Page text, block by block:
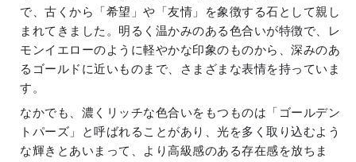
で、古くから「希望」や「友情」を象徴する石として親し
まれてきました。明るく温かみのある色合いが特徴で、レ
モンイエローのように軽やかな印象のものから、深みのあ
るゴールドに近いものまで、さまざまな表情を持っていま
す。
なかでも、濃くリッチな色合いをもつものは「ゴールデン
トパーズ」と呼ばれることがあり、光を多く取り込むよう
な輝きとあいまって、より高級感のある存在感を放ちま